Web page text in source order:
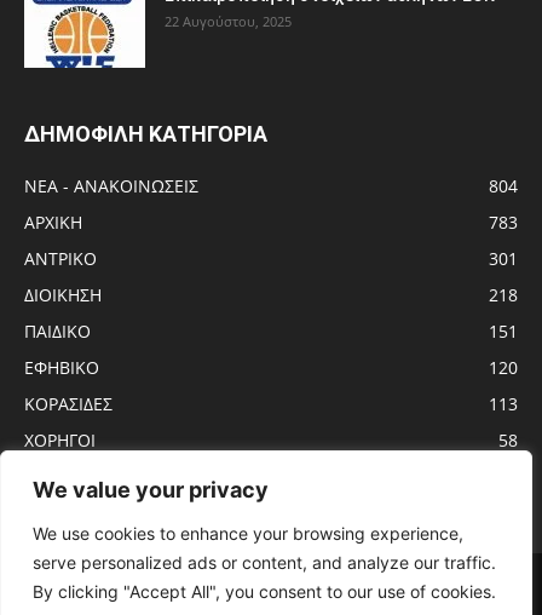
We value your privacy
We use cookies to enhance your browsing experience,
serve personalized ads or content, and analyze our traffic.
By clicking "Accept All", you consent to our use of cookies.
22 Αυγούστου, 2025
ΔΗΜΟΦΙΛΗ ΚΑΤΗΓΟΡΙΑ
ΝΕΑ - ΑΝΑΚΟΙΝΩΣΕΙΣ
804
ΑΡΧΙΚΗ
783
ΑΝTΡΙΚΟ
301
ΔΙΟΙΚΗΣΗ
218
ΠΑΙΔΙΚΟ
151
ΕΦΗΒΙΚΟ
120
ΚΟΡΑΣΙΔΕΣ
113
ΧΟΡΗΓΟΙ
58
Αρχική ΑΝTΡΙΚΟ ΝΕΑ – ΑΝΑΚΟΙΝΩΣΕΙΣ
ΓΥΝΑΙΚΩΝ
ΕΦΗΒΙΚΟ
ΠΑΙΔΙΚΟ ΚΟΡΑΣΙΔΕΣ